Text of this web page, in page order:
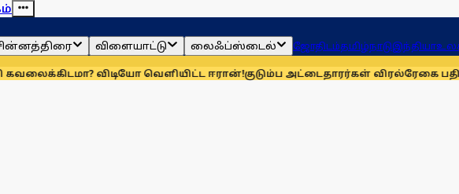
விளையாட்டு லைஃப்ஸ்டைல் ஜோதிடம்தமிழ்நாடுஇந்தியா
விடியோ வெளியிட்ட ஈரான்!குடும்ப அட்டைதாரர்கள் விரல்ரேகை பதிவு செய்ய